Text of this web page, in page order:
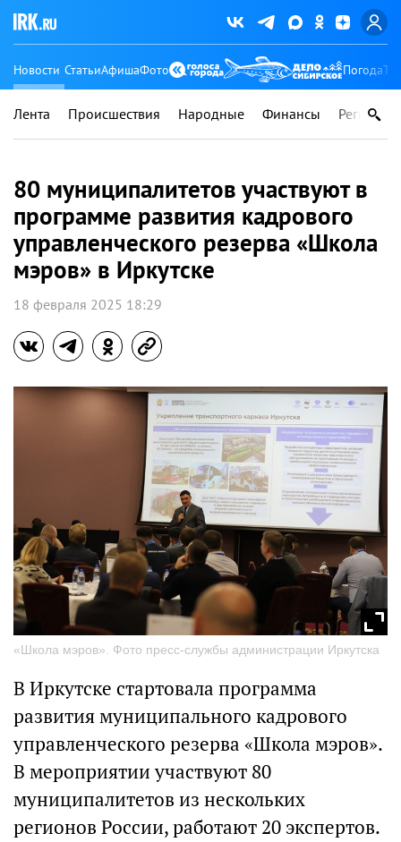
Новости СтатьиАфишаФото Погода
Лента Происшествия Народные Финансы Регионы
80 муниципалитетов участвуют в
программе развития кадрового
управленческого резерва «Школа
мэров» в Иркутске
18 февраля 2025 18:29
«Школа мэров». Фото пресс-службы администрации Иркутска
В Иркутске стартовала программа
развития муниципального кадрового
управленческого резерва «Школа мэров».
В мероприятии участвуют 80
муниципалитетов из нескольких
регионов России, работают 20 экспертов.